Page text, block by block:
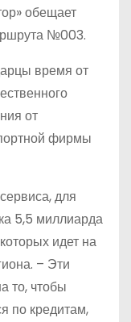
обещает
№003.
время от
от
фирмы
для
5,5 миллиарда
идет на
– Эти
то, чтобы
по кредитам,